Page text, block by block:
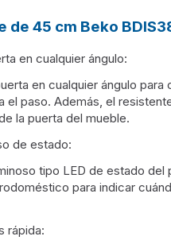
de 45 cm Beko
en cualquier ángulo:
en cualquier ángulo para
el paso. Además, el
la puerta del mueble.
de estado:
tipo LED de estado del
para indicar
rápida: